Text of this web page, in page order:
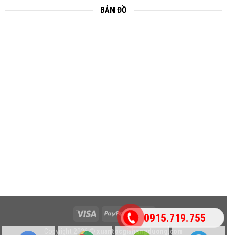
0915.719.755
BẢN ĐỒ
Copyright 2026 © xuantocgiahangduong.com